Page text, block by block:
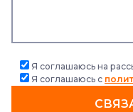
Я соглашаюсь на
Я соглашаюсь с